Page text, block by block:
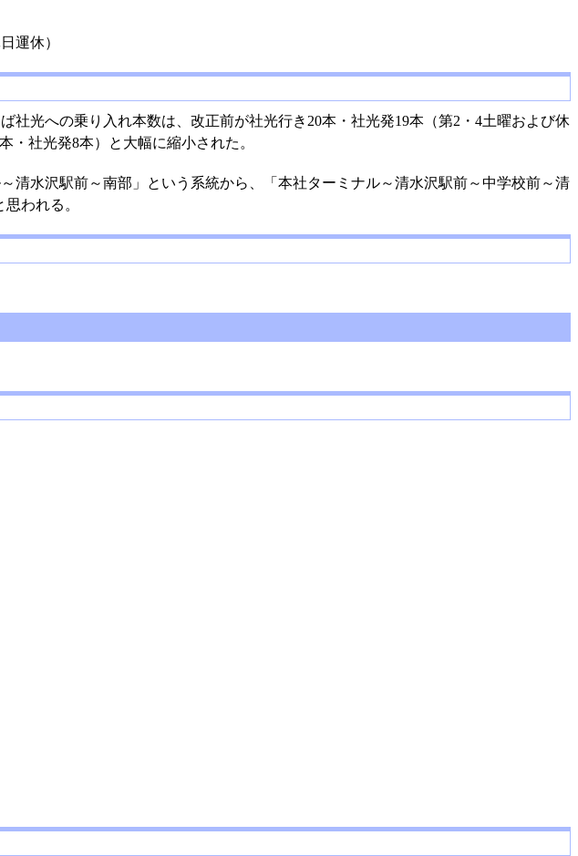
運休）
社光への乗り入れ本数は、改正前が社光行き20本・社光発19本（第2・4土曜および休
・社光発8本）と大幅に縮小された。
清水沢駅前～南部」という系統から、「本社ターミナル～清水沢駅前～中学校前～清
われる。